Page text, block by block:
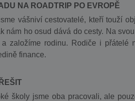
NA ROADTRIP PO EVROPĚ
vášniví cestovatelé, kteří touží
nám ho osud dává do cesty. Na
založíme rodinu. Rodiče i přátelé
finance.
školy jsme oba pracovali, ale